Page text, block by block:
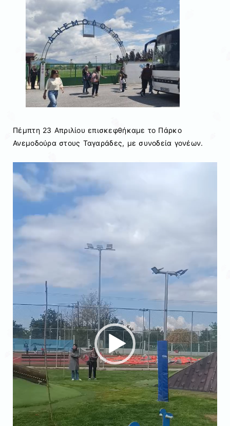
Πέμπτη 23 Απριλίου επισκεφθήκαμε το Πάρκο
Ανεμοδούρα στους Ταγαράδες, με συνοδεία γονέων.
Πρόγραμμα
Αναπαραγωγής